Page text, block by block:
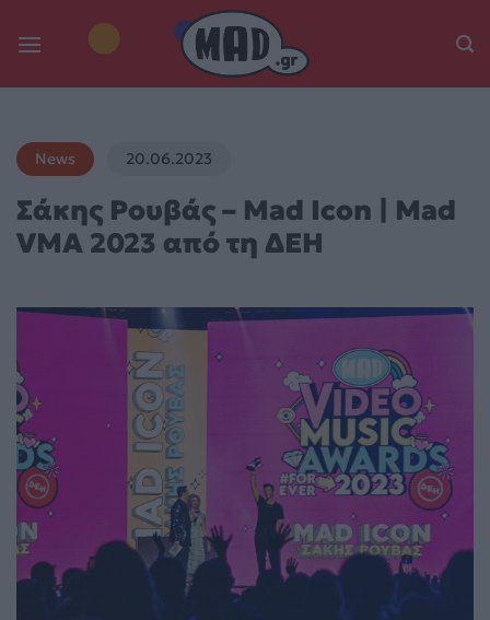
News 20.06.2023
Σάκης Ρουβάς – Mad Icon | Mad
VMA 2023 από τη ΔΕΗ